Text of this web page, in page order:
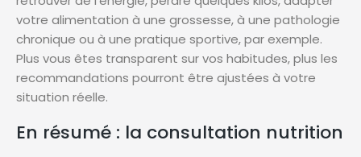
votre alimentation à une grossesse, à une pathologie
chronique ou à une pratique sportive, par exemple.
Plus vous êtes transparent sur vos habitudes, plus les
recommandations pourront être ajustées à votre
situation réelle.
En résumé : la consultation nutrition